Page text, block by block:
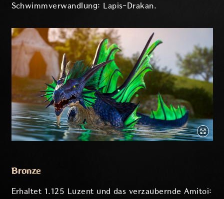
Schwimmverwandlung: Lapis-Drakan.
Bronze
Erhaltet 1.125 Luzent und das verzaubernde Amitoi: